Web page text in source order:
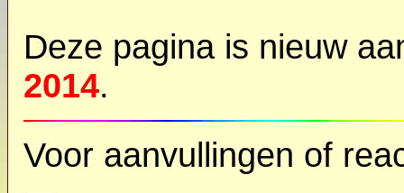
Deze pagina is nieuw
2014.
Voor aanvullingen of